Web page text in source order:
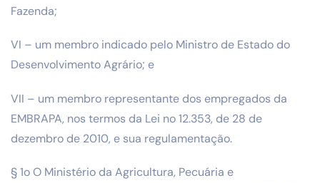
Fazenda;
VI – um membro indicado pelo Ministro de Estado do
Desenvolvimento Agrário; e
VII – um membro representante dos empregados da
EMBRAPA, nos termos da Lei no 12.353, de 28 de
dezembro de 2010, e sua regulamentação.
§ 1o O Ministério da Agricultura, Pecuária e